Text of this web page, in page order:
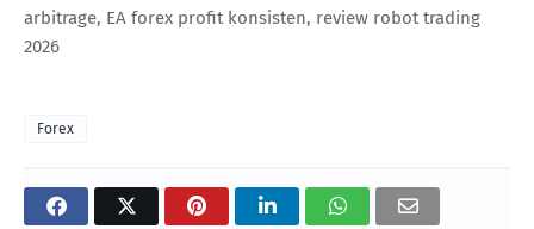
arbitrage, EA forex profit konsisten, review robot trading
2026
Forex